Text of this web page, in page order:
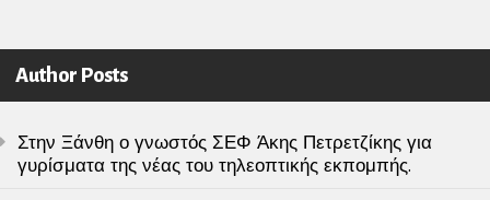
Author Posts
Στην Ξάνθη ο γνωστός ΣΕΦ Άκης Πετρετζίκης για
γυρίσματα της νέας του τηλεοπτικής εκπομπής.